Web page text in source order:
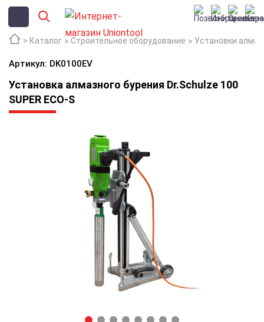
Каталог Строительное оборудование Установки
Артикул: DK0100EV
Установка алмазного бурения Dr.Schulze 100
SUPER ECO-S